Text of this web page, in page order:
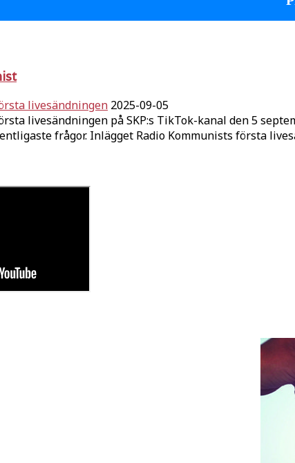
livesändningen 2025-09-05
livesändningen på SKP:s TikTok-kanal den 5
frågor. Inlägget Radio Kommunists första